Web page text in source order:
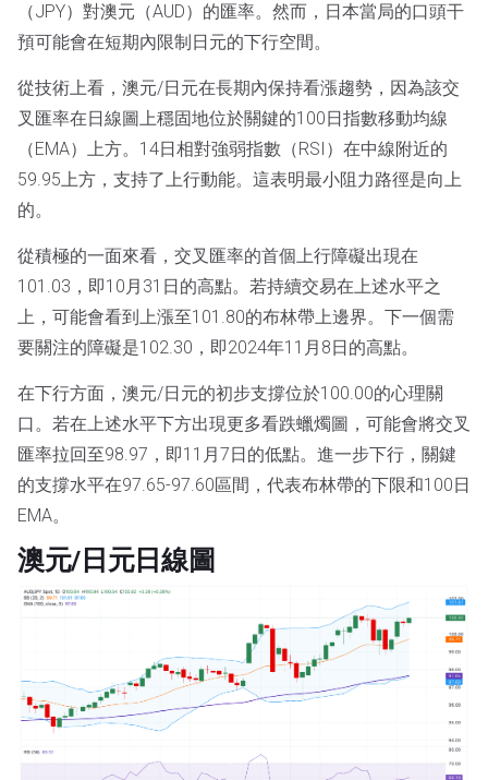
（JPY）對澳元（AUD）的匯率。然而，日本當局的口頭干
預可能會在短期內限制日元的下行空間。
從技術上看，澳元/日元在長期內保持看漲趨勢，因為該交
叉匯率在日線圖上穩固地位於關鍵的100日指數移動均線
（EMA）上方。14日相對強弱指數（RSI）在中線附近的
59.95上方，支持了上行動能。這表明最小阻力路徑是向上
的。
從積極的一面來看，交叉匯率的首個上行障礙出現在
101.03，即10月31日的高點。若持續交易在上述水平之
上，可能會看到上漲至101.80的布林帶上邊界。下一個需
要關注的障礙是102.30，即2024年11月8日的高點。
在下行方面，澳元/日元的初步支撐位於100.00的心理關
口。若在上述水平下方出現更多看跌蠟燭圖，可能會將交叉
匯率拉回至98.97，即11月7日的低點。進一步下行，關鍵
的支撐水平在97.65-97.60區間，代表布林帶的下限和100日
EMA。
澳元/日元日線圖